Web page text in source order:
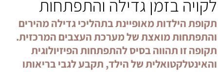
המושלם.
לקויה בזמן גדילה והתפתחות
תקופת הילדות מאופיינת בתהליכי גדילה מהירים
והתפתחות מואצת של מערכת העצבים המרכזית.
תקופה זו תהווה בסיס להתפתחות הפיזיולוגית
והאינטלקטואלית של הילד, תקבע לגבי בריאותו